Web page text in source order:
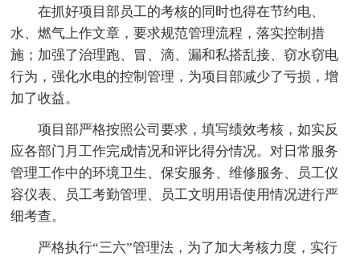
在抓好项目部员工的考核的同时也得在节约电、
水、燃气上作文章，要求规范管理流程，落实控制措
施；加强了治理跑、冒、滴、漏和私搭乱接、窃水窃电
行为，强化水电的控制管理，为项目部减少了亏损，增
加了收益。
项目部严格按照公司要求，填写绩效考核，如实反
应各部门月工作完成情况和评比得分情况。对日常服务
管理工作中的环境卫生、保安服务、维修服务、员工仪
容仪表、员工考勤管理、员工文明用语使用情况进行严
细考查。
严格执行“三六”管理法，为了加大考核力度，实行